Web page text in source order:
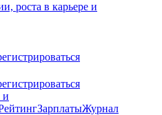
роста в карьере и
и
ЗарплатыЖурнал